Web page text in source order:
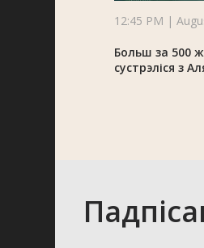
12:45 PM |
Больш за 500
сустрэліся з